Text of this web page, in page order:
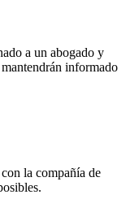
a un abogado y
informado
la compañía de